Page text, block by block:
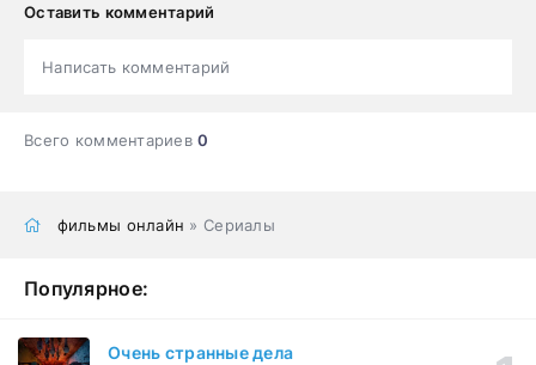
Оставить комментарий
Написать комментарий
Всего комментариев0
фильмы онлайн » Сериалы
Популярное:
Очень странные дела